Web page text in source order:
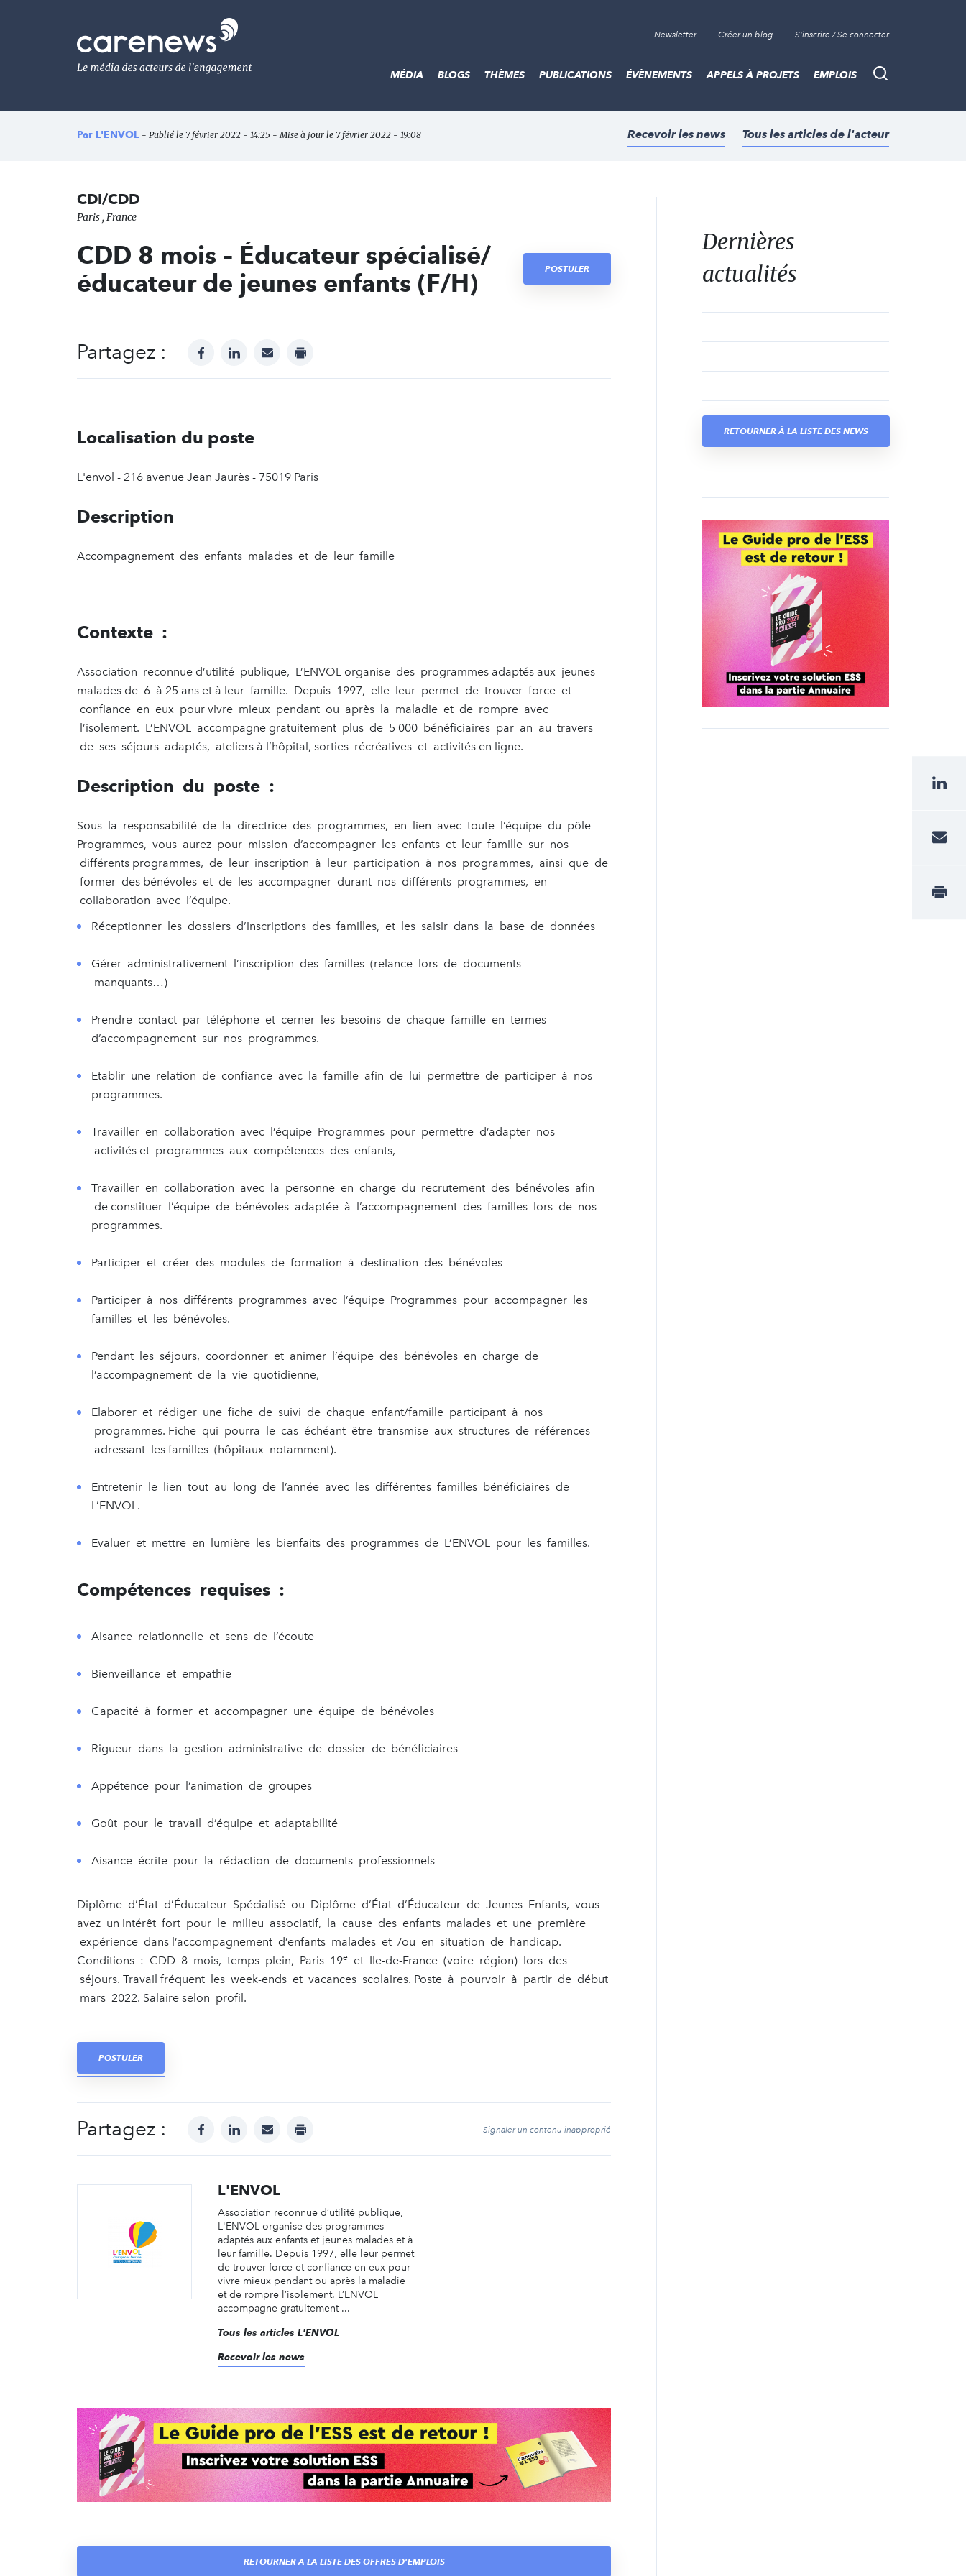
Le
média
de
l'engagement
Newsletter Créer un blog S'inscrire / Se connecter
Recherche
MÉDIA BLOGS THÈMES PUBLICATIONS ÉVÈNEMENTS APPELS À PROJETS EMPLOIS
Par L'ENVOL - Publié le 7 février 2022 - 14:25 - Mise à jour le 7 février 2022 - 19:08 Recevoir les news Tous les articles de l'acteur
CDI/CDD
Paris , France
CDD 8 mois – Éducateur spécialisé/
éducateur de jeunes enfants (F/H)
POSTULER
Partagez : facebooklinkedinmail print
Localisation du poste
L'envol - 216 avenue Jean Jaurès - 75019 Paris
Description
Accompagnement des enfants malades et de leur famille
Contexte :
Association reconnue d’utilité publique, L’ENVOL organise des programmes adaptés aux jeunes
malades de 6 à 25 ans et à leur famille. Depuis 1997, elle leur permet de trouver force et
confiance en eux pour vivre mieux pendant ou après la maladie et de rompre avec
l’isolement. L’ENVOL accompagne gratuitement plus de 5 000 bénéficiaires par an au travers
de ses séjours adaptés, ateliers à l’hôpital, sorties récréatives et activités en ligne.
Description du poste :
Sous la responsabilité de la directrice des programmes, en lien avec toute l’équipe du pôle
Programmes, vous aurez pour mission d’accompagner les enfants et leur famille sur nos
différents programmes, de leur inscription à leur participation à nos programmes, ainsi que de
former des bénévoles et de les accompagner durant nos différents programmes, en
collaboration avec l’équipe.
Réceptionner les dossiers d’inscriptions des familles, et les saisir dans la base de données
Gérer administrativement l’inscription des familles (relance lors de documents
manquants…)
Prendre contact par téléphone et cerner les besoins de chaque famille en termes
d’accompagnement sur nos programmes.
Etablir une relation de confiance avec la famille afin de lui permettre de participer à nos
programmes.
Travailler en collaboration avec l’équipe Programmes pour permettre d’adapter nos
activités et programmes aux compétences des enfants,
Travailler en collaboration avec la personne en charge du recrutement des bénévoles afin
de constituer l’équipe de bénévoles adaptée à l’accompagnement des familles lors de nos
programmes.
Participer et créer des modules de formation à destination des bénévoles
Participer à nos différents programmes avec l’équipe Programmes pour accompagner les
familles et les bénévoles.
Pendant les séjours, coordonner et animer l’équipe des bénévoles en charge de
l’accompagnement de la vie quotidienne,
Elaborer et rédiger une fiche de suivi de chaque enfant/famille participant à nos
programmes. Fiche qui pourra le cas échéant être transmise aux structures de références
adressant les familles (hôpitaux notamment).
Entretenir le lien tout au long de l’année avec les différentes familles bénéficiaires de
L’ENVOL.
Evaluer et mettre en lumière les bienfaits des programmes de L’ENVOL pour les familles.
Compétences requises :
Aisance relationnelle et sens de l’écoute
Bienveillance et empathie
Capacité à former et accompagner une équipe de bénévoles
Rigueur dans la gestion administrative de dossier de bénéficiaires
Appétence pour l’animation de groupes
Goût pour le travail d’équipe et adaptabilité
Aisance écrite pour la rédaction de documents professionnels
Diplôme d’État d’Éducateur Spécialisé ou Diplôme d’État d’Éducateur de Jeunes Enfants, vous
avez un intérêt fort pour le milieu associatif, la cause des enfants malades et une première
expérience dans l’accompagnement d’enfants malades et /ou en situation de handicap.
Conditions : CDD 8 mois, temps plein, Paris 19e
et Ile-de-France (voire région) lors des
séjours. Travail fréquent les week-ends et vacances scolaires. Poste à pourvoir à partir de début
mars 2022. Salaire selon profil.
POSTULER
Partagez : facebooklinkedinmail print Signaler un contenu inapproprié
L'ENVOL
Association reconnue d’utilité publique,
L'ENVOL organise des programmes
adaptés aux enfants et jeunes malades et à
leur famille. Depuis 1997, elle leur permet
de trouver force et confiance en eux pour
vivre mieux pendant ou après la maladie
et de rompre l’isolement. L’ENVOL
accompagne gratuitement ...
Tous les articles L'ENVOL
Recevoir les news
RETOURNER À LA LISTE DES OFFRES D'EMPLOIS
Dernières
actualités
RETOURNER À LA LISTE DES NEWS